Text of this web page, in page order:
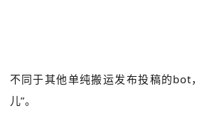
不同于其他单纯搬运发布投稿的bot
儿”。